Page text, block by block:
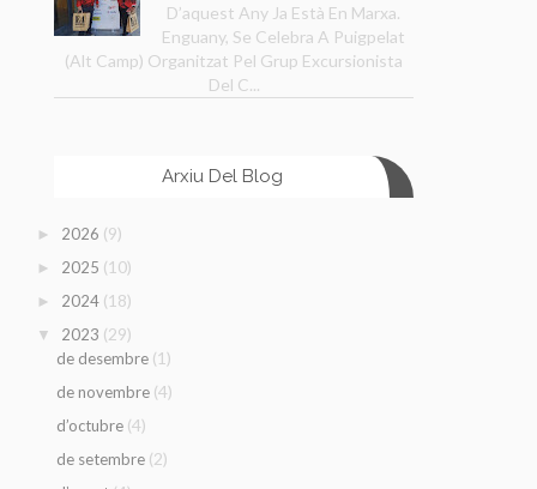
D’aquest Any Ja Està En Marxa.
Enguany, Se Celebra A Puigpelat
(Alt Camp) Organitzat Pel Grup Excursionista
Del C...
Arxiu Del Blog
► 2026 (9)
► 2025 (10)
► 2024 (18)
▼ 2023 (29)
de desembre (1)
de novembre (4)
d’octubre (4)
de setembre (2)